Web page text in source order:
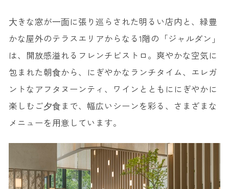
⼤きな窓が⼀⾯に張り巡らされた明るい店内と、緑豊
かな屋外のテラスエリアからなる1階の「ジャルダン」
は、開放感溢れるフレンチビストロ。爽やかな空気に
包まれた朝⾷から、にぎやかなランチタイム、エレガ
ントなアフタヌーンティ、ワインとともににぎやかに
楽しむご⼣⾷まで、幅広いシーンを彩る、さまざまな
メニューを用意しています。